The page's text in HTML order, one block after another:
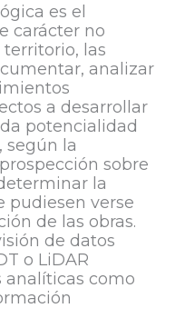
es el
carácter no
las
analizar
a desarrollar
potencialidad
según la
sobre
la
pudiesen verse
de las obras.
de datos
o LiDAR
como